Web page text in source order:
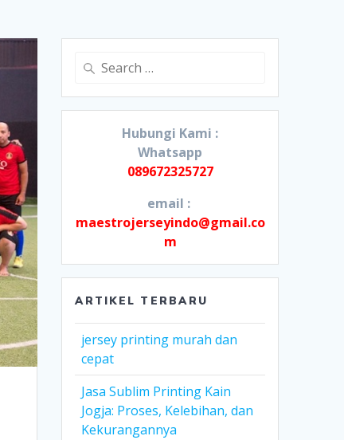
Search
Hubungi Kami :
Whatsapp
089672325727
email :
maestrojerseyindo@gmail.co
m
ARTIKEL TERBARU
jersey printing murah dan
cepat
Jasa Sublim Printing Kain
Jogja: Proses, Kelebihan, dan
Kekurangannya